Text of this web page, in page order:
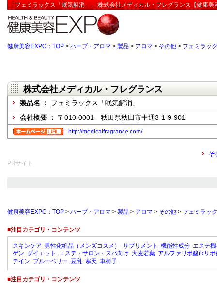
「フェミラックス「眠気解消」」:株式会社メディカル・フレグランス【健康美
健康美容EXPO：TOP > ハーブ・アロマ > 製品 > アロマ > その他 > フェミラッ
株式会社メディカル・フレグランス
製品名 ： フェミラックス「眠気解消」
会社概要 ： 〒010-0001 秋田県秋田市中通3-1-9-901
http://medicalfragrance.com/
そ
PRサイト
健康美容EXPO：TOP > ハーブ・アロマ > 製品 > アロマ > その他 > フェミラッ
■注目カテゴリ・コンテンツ
スキンケア 男性化粧品（メンズコスメ） サプリメント 機能性成分 エステ
ゲン ダイエット エステ・サロン・スパ向け 大麦若葉 アルファリポ酸(αリポ
テイン ブルーベリー 豆乳 寒天 車椅子
■注目カテゴリ・コンテンツ